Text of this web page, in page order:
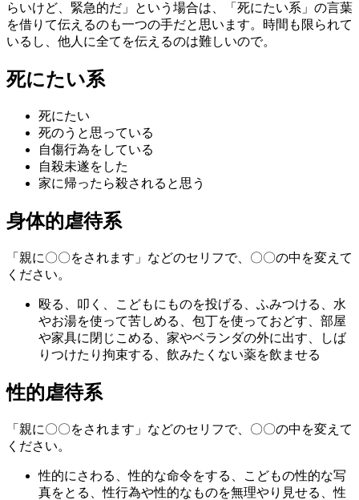
らいけど、緊急的だ」という場合は、「死にたい系」の言葉
を借りて伝えるのも一つの手だと思います。時間も限られて
いるし、他人に全てを伝えるのは難しいので。
死にたい系
死にたい
死のうと思っている
自傷行為をしている
自殺未遂をした
家に帰ったら殺されると思う
身体的虐待系
「親に〇〇をされます」などのセリフで、〇〇の中を変えて
ください。
殴る、叩く、こどもにものを投げる、ふみつける、水
やお湯を使って苦しめる、包丁を使っておどす、部屋
や家具に閉じこめる、家やベランダの外に出す、しば
りつけたり拘束する、飲みたくない薬を飲ませる
性的虐待系
「親に〇〇をされます」などのセリフで、〇〇の中を変えて
ください。
性的にさわる、性的な命令をする、こどもの性的な写
真をとる、性行為や性的なものを無理やり見せる、性